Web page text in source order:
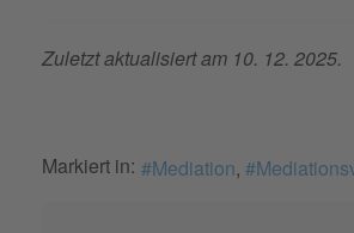
Zuletzt aktualisiert am 10. 12. 2025.
Markiert in: Mediation